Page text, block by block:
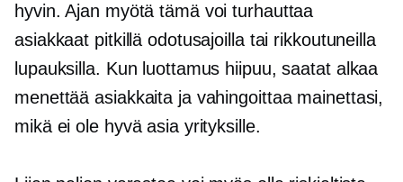
hyvin. Ajan myötä tämä voi turhauttaa
asiakkaat pitkillä odotusajoilla tai rikkoutuneilla
lupauksilla. Kun luottamus hiipuu, saatat alkaa
menettää asiakkaita ja vahingoittaa mainettasi,
mikä ei ole hyvä asia yrityksille.